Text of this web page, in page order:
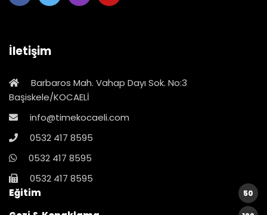
İletişim
Barbaros Mah. Vahap Dayı Sok. No:3
Başiskele/KOCAELİ
info@timekocaeli.com
0532 417 8595
0532 417 8595
0532 417 8595
Eğitim
50